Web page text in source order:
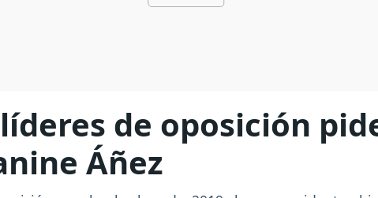
de oposición
Áñez